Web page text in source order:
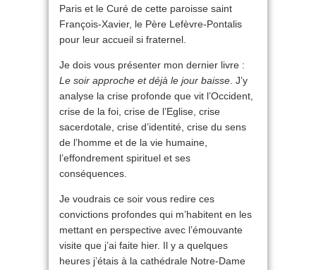
Paris et le Curé de cette paroisse saint
François-Xavier, le Père Lefèvre-Pontalis
pour leur accueil si fraternel.
Je dois vous présenter mon dernier livre :
Le soir approche et déjà le jour baisse. J’y
analyse la crise profonde que vit l’Occident,
crise de la foi, crise de l’Eglise, crise
sacerdotale, crise d’identité, crise du sens
de l’homme et de la vie humaine,
l’effondrement spirituel et ses
conséquences.
Je voudrais ce soir vous redire ces
convictions profondes qui m’habitent en les
mettant en perspective avec l’émouvante
visite que j’ai faite hier. Il y a quelques
heures j’étais à la cathédrale Notre-Dame